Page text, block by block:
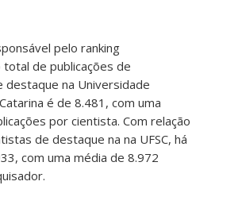
pelo ranking
de publicações de
destaque na Universidade
é de 8.481, com uma
por cientista. Com relação
de destaque na na UFSC, há
com uma média de 8.972